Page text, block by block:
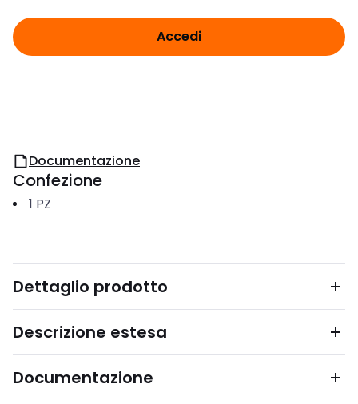
Accedi
Documentazione
Confezione
1 PZ
Dettaglio prodotto
Descrizione estesa
Documentazione